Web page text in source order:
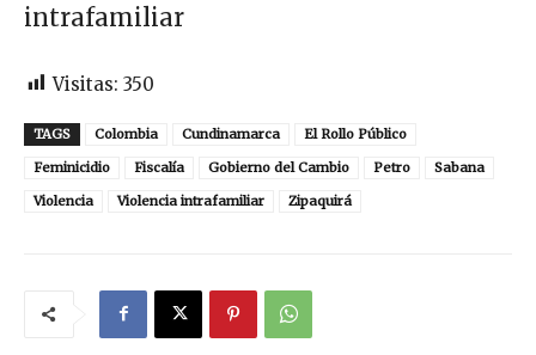
intrafamiliar
Visitas: 350
TAGS Colombia Cundinamarca
El Rollo Público
Feminicidio
Fiscalía Gobierno del Cambio Petro
Sabana
Violencia
Violencia intrafamiliar Zipaquirá